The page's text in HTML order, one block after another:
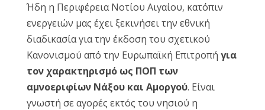
Ήδη η Περιφέρεια Νοτίου Αιγαίου, κατόπιν
ενεργειών μας έχει ξεκινήσει την εθνική
διαδικασία για την έκδοση του σχετικού
Κανονισμού από την Ευρωπαϊκή Επιτροπή για
τον χαρακτηρισμό ως ΠΟΠ των
αμνοεριφίων Νάξου και Αμοργού. Είναι
γνωστή σε αγορές εκτός του νησιού η